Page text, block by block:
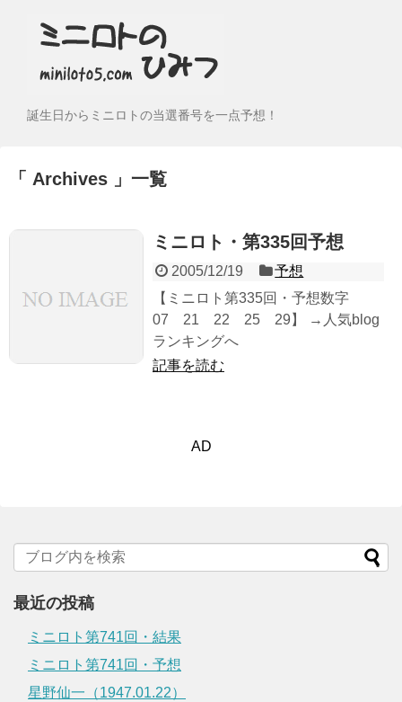
誕生日からミニロトの当選番号を一点予想！
Archives 一覧
ミニロト・第335回予想
2005/12/19
予想
【ミニロト第335回・予想数字
07 21 22 25 29】 →人気blog
ランキングへ
記事を読む
AD
最近の投稿
ミニロト第741回・結果
ミニロト第741回・予想
星野仙一（1947.01.22）